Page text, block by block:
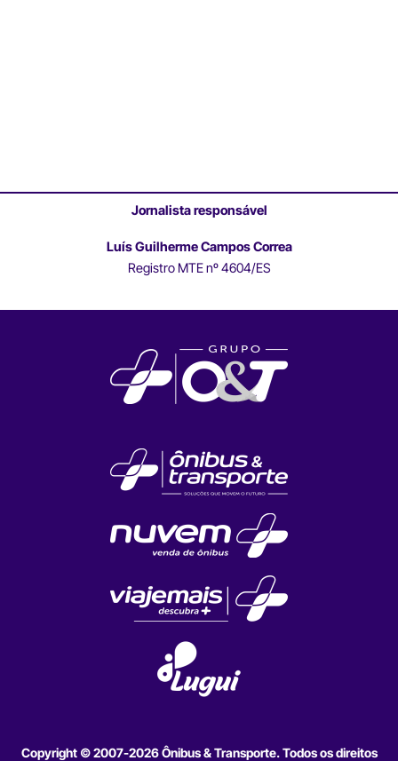
Jornalista responsável
Luís Guilherme Campos Correa
Registro MTE nº 4604/ES
Copyright © 2007-2026 Ônibus & Transporte. Todos os direitos